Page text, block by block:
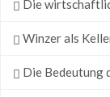
Die
Winzer als
Die Bedeutung